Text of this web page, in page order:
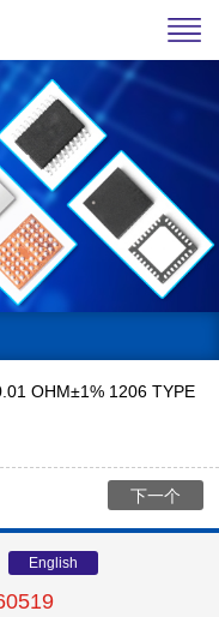
OHM±1% 1206 TYPE
下一个
English